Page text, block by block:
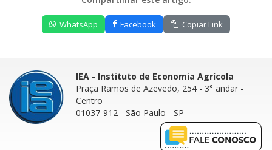
WhatsApp Facebook Copiar Link
IEA - Instituto de Economia Agrícola
Praça Ramos de Azevedo, 254 - 3° andar -
Centro
01037-912 - São Paulo - SP